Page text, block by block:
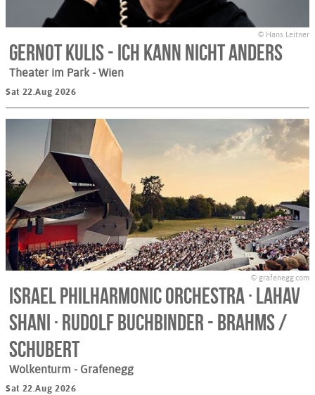
© Hans Leitner
Gernot Kulis - ICH KANN NICHT ANDERS
Theater im Park- Wien
Sat 22.Aug 2026
© grafenegg.com
Israel Philharmonic Orchestra · Lahav
Shani · Rudolf Buchbinder - BRAHMS /
SCHUBERT
Wolkenturm - Grafenegg
Sat 22.Aug 2026